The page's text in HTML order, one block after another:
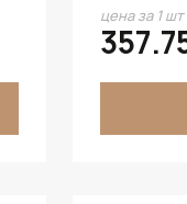
цена за 1 шт